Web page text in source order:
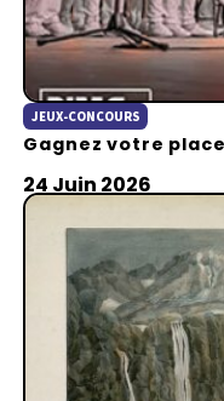
JEUX-CONCOURS
Gagnez votre
24 Juin 2026